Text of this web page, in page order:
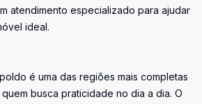
atendimento especializado para ajudar
ideal.
é uma das regiões mais completas
busca praticidade no dia a dia. O